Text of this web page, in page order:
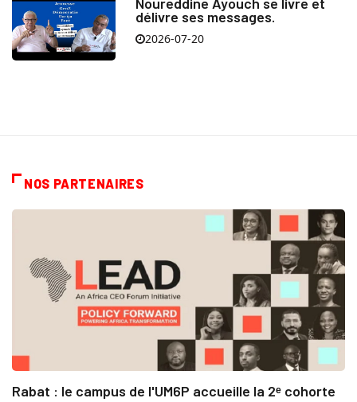
Noureddine Ayouch se livre et
délivre ses messages.
2026-07-20
NOS PARTENAIRES
Rabat : le campus de l'UM6P accueille la 2ᵉ cohorte